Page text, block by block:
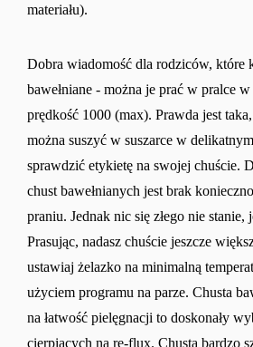
materiału).
Dobra wiadomość dla rodziców, które
bawełniane - można je prać w pralce
prędkość 1000 (max). Prawda jest
można suszyć w suszarce w
sprawdzić etykietę na swojej chuście.
chust bawełnianych jest brak
praniu. Jednak nic się złego nie stanie,
Prasując, nadasz chuście jeszcze
ustawiaj żelazko na minimalną
użyciem programu na parze. Chusta
na łatwość pielęgnacji to doskonały
cierpiących na re-flux. Chusta bardzo